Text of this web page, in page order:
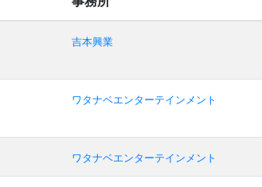
吉本興業
ワタナベエンターテインメント
ワタナベエンターテインメント